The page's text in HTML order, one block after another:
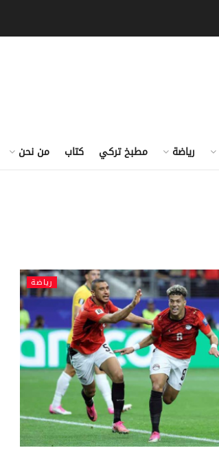
رياضة مطبخ تركي كتاب من نحن
رياضة